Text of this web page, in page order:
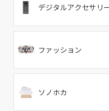
デジタルアクセサリ
ファッション
ソノホカ